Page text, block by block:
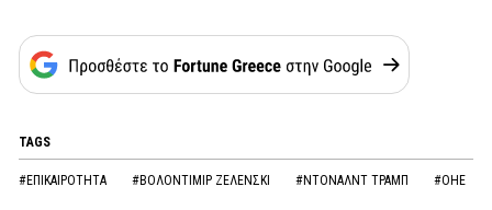
TAGS
#ΕΠΙΚΑΙΡΟΤΗΤΑ #ΒΟΛΟΝΤΙΜΙΡ ΖΕΛΕΝΣΚΙ #ΝΤΟΝΑΛΝΤ ΤΡΑΜΠ #ΟΗΕ